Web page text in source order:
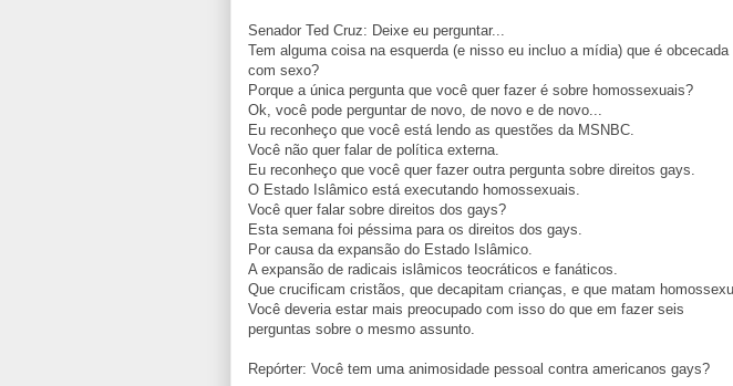
Senador Ted Cruz: Deixe eu perguntar...
Tem alguma coisa na esquerda (e nisso eu incluo a mídia) que é obcecada
com sexo?
Porque a única pergunta que você quer fazer é sobre homossexuais?
Ok, você pode perguntar de novo, de novo e de novo...
Eu reconheço que você está lendo as questões da MSNBC.
Você não quer falar de política externa.
Eu reconheço que você quer fazer outra pergunta sobre direitos gays.
O Estado Islâmico está executando homossexuais.
Você quer falar sobre direitos dos gays?
Esta semana foi péssima para os direitos dos gays.
Por causa da expansão do Estado Islâmico.
A expansão de radicais islâmicos teocráticos e fanáticos.
Que crucificam cristãos, que decapitam crianças, e que matam
Você deveria estar mais preocupado com isso do que em fazer seis
perguntas sobre o mesmo assunto.
Repórter: Você tem uma animosidade pessoal contra americanos gays?